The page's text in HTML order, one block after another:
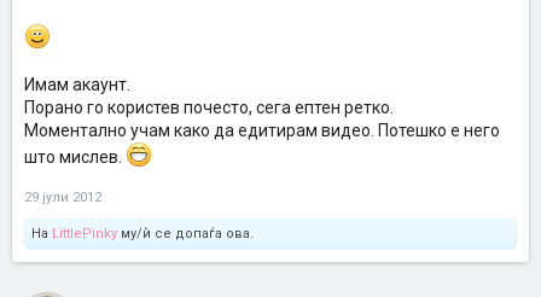
Имам акаунт.
Порано го користев почесто, сега ептен ретко.
Моментално учам како да едитирам видео. Потешко е него
што мислев.
29 јули 2012
На LittlePinky му/ѝ се допаѓа ова.